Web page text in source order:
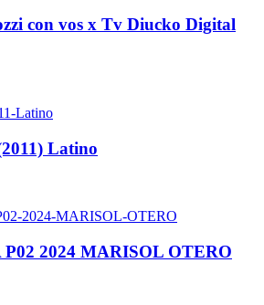
con vos x Tv Diucko Digital
Latino
2024 MARISOL OTERO